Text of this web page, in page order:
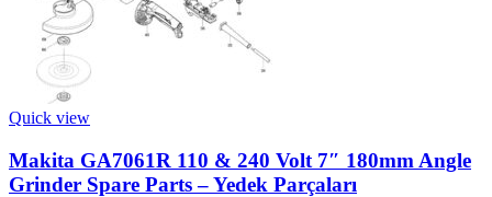
Quick view
Makita GA7061R 110 & 240 Volt 7″ 180mm Angle
Grinder Spare Parts – Yedek Parçaları